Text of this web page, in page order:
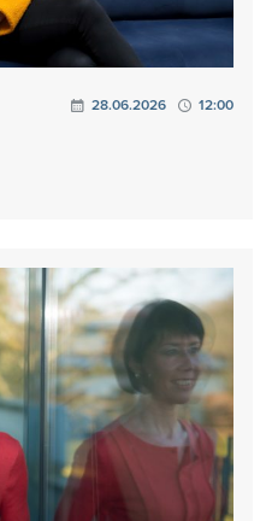
28.06.2026 12:00